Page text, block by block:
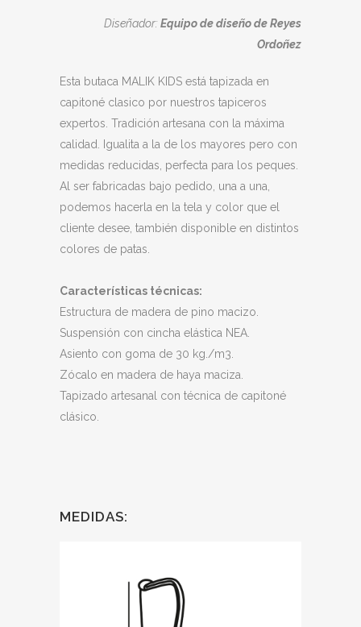
Diseñador: Equipo de diseño de Reyes
Ordoñez
Esta butaca MALIK KIDS está tapizada en
capitoné clasico por nuestros tapiceros
expertos. Tradición artesana con la máxima
calidad. Igualita a la de los mayores pero con
medidas reducidas, perfecta para los peques.
Al ser fabricadas bajo pedido, una a una,
podemos hacerla en la tela y color que el
cliente desee, también disponible en distintos
colores de patas.
Características técnicas:
Estructura de madera de pino macizo.
Suspensión con cincha elástica NEA.
Asiento con goma de 30 kg./m3.
Zócalo en madera de haya maciza.
Tapizado artesanal con técnica de capitoné
clásico.
MEDIDAS: